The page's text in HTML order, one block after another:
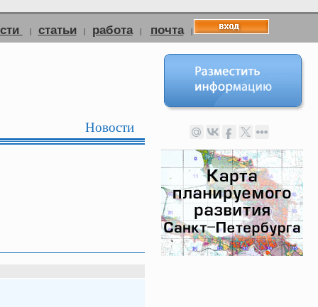
| статьи | работа | почта |
Новости